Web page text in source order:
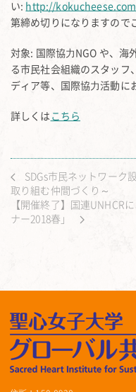
い: http://
第締め切りになりますので
対象: 国際協⼒NGO や、海
る市民社会組織のスタッフ
ディア等、国際協⼒活動に
詳しくは こちら
SDGs市民ネットワーク
取り組む仲間づくり～
【開催終了】国連UNHCR
ナー2018春」